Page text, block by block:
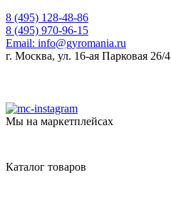
8 (495) 128-48-86
8 (495) 970-96-15
Email: info@gyromania.ru
г. Москва, ул. 16-ая Парковая 26/4
Мы на маркетплейсах
Каталог товаров